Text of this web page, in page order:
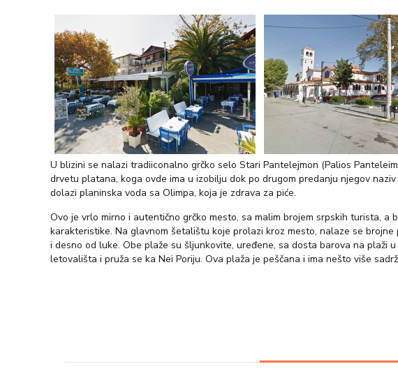
U blizini se nalazi tradiiconalno grčko selo Stari Pantelejmon (Palios
drvetu platana, koga ovde ima u izobilju dok po drugom predanju njegov
dolazi planinska voda sa Olimpa, koja je zdrava za piće.
Ovo je vrlo mirno i autentično grčko mesto, sa malim brojem srpskih turista,
karakteristike. Na glavnom šetalištu koje prolazi kroz mesto, nalaze se
i desno od luke. Obe plaže su šljunkovite, uređene, sa dosta barova na plaži
letovališta i pruža se ka Nei Poriju. Ova plaža je peščana i ima nešto više